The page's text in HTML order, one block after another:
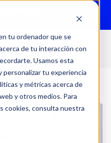
tu ordenador que se
de tu interacción con
Usamos esta
personalizar tu experiencia
y métricas acerca de
y otros medios. Para
cookies, consulta nuestra
RESERVADO